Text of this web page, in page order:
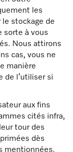
les
stockage de
sorte à vous
Nous attirons
cas, vous ne
manière
de l’utiliser si
aux fins
cités infra,
tour des
dès
mentionnées.